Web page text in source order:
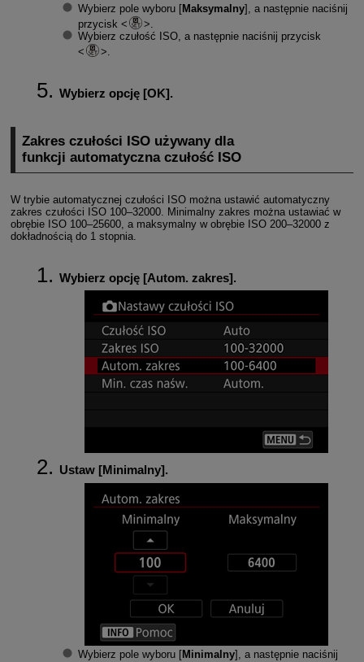
Wybierz pole wyboru [Maksymalny], a następnie naciśnij
przycisk
Wybierz czułość ISO, a następnie naciśnij przycisk
Wybierz opcję [OK].
Zakres czułości ISO używany dla
funkcji automatyczna czułość ISO
W trybie automatycznej czułości ISO można ustawić automatyczny
zakres czułości ISO 100–32000. Minimalny zakres można ustawiać w
obrębie ISO 100–25600, a maksymalny w obrębie ISO 200–32000 z
dokładnością do 1 stopnia.
Wybierz opcję [Autom. zakres].
Ustaw [Minimalny].
Wybierz pole wyboru [Minimalny], a następnie naciśnij